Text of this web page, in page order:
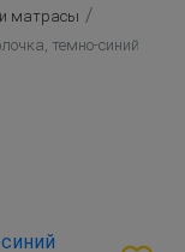
матрасы
темно-синий